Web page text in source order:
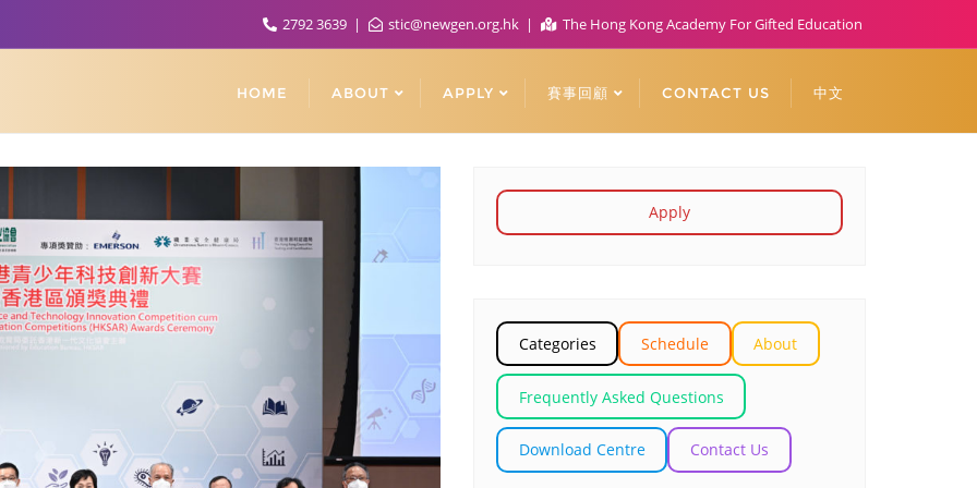
2792 3639 stic@newgen.org.hk The Hong Kong Academy For Gifted Education
HOME ABOUT APPLY 賽事回顧 CONTACT US 中文
Apply
Categories Schedule About
Frequently Asked Questions
Download Centre Contact Us